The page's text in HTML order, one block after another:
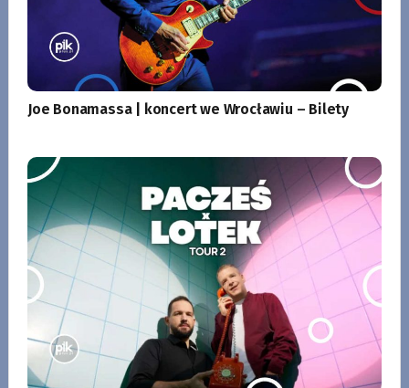
Joe Bonamassa | koncert we Wrocławiu – Bilety